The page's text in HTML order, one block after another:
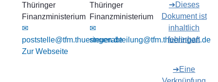
Thüringer
Finanzministerium
✉
poststelle@tfm.thueringen.de
Zur Webseite
Thüringer
Finanzministerium
✉
steuerabteilung@tfm.thueringen.de
➔Dieses
Dokument ist
inhaltlich
fehlerhaft
➔Eine